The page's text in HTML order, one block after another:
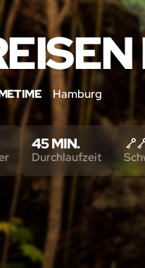
Hamburg
45 MIN.
Durchlaufzeit